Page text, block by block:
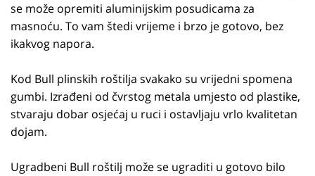
se može opremiti aluminijskim posudicama za
masnoću. To vam štedi vrijeme i brzo je gotovo, bez
ikakvog napora.
Kod Bull plinskih roštilja svakako su vrijedni spomena
gumbi. Izrađeni od čvrstog metala umjesto od plastike,
stvaraju dobar osjećaj u ruci i ostavljaju vrlo kvalitetan
dojam.
Ugradbeni Bull roštilj može se ugraditi u gotovo bilo